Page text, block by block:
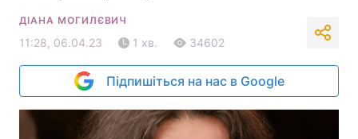
ДІАНА МОГИЛЄВИЧ
11:28, 06.04.23 1 хв. 34602
Підпишіться на нас в Google